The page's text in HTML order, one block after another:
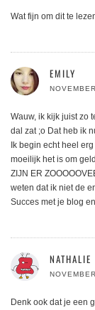
Wat fijn om dit te
EMILY
Wauw, ik kijk juist zo
dal zat ;o Dat heb ik
Ik begin echt heel
moeilijk het is om
ZIJN ER
weten dat ik niet de
Succes met je blog
NATHALIE
Denk ook dat je een